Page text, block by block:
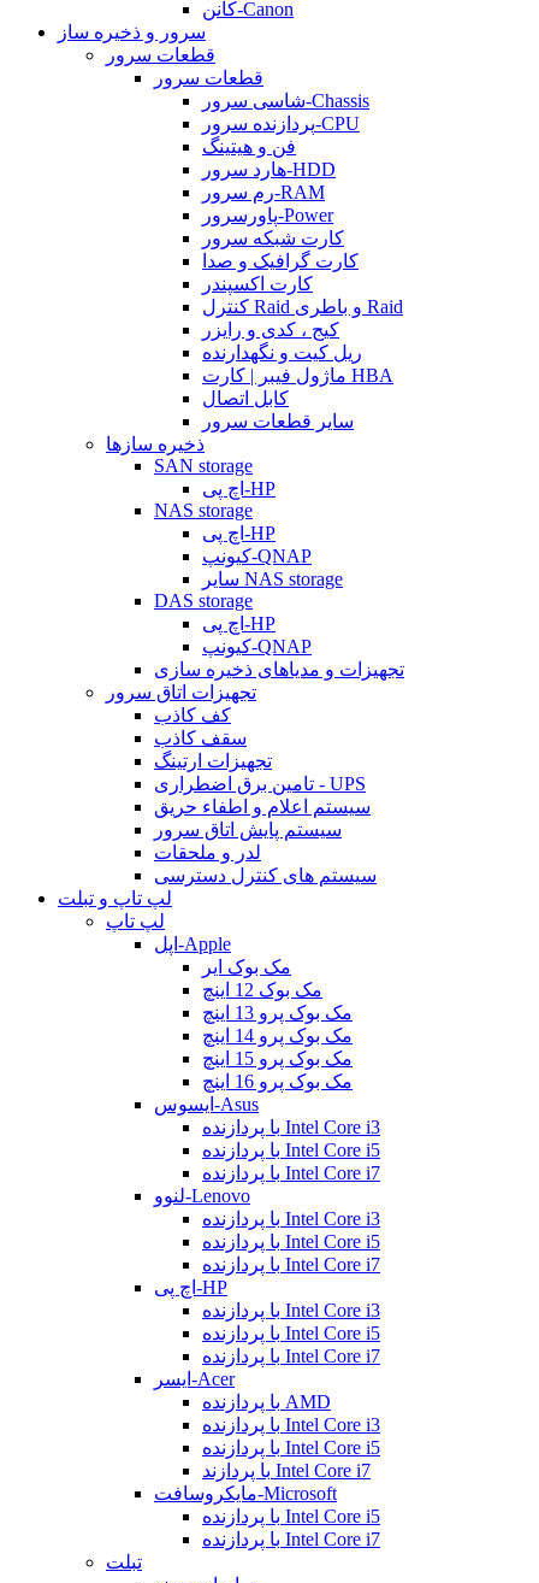
کانن-Canon
سرور و ذخیره ساز
قطعات سرور
قطعات سرور
شاسی سرور-Chassis
پردازنده سرور-CPU
فن و هیتینگ
هارد سرور-HDD
رم سرور-RAM
پاورسرور-Power
کارت شبکه سرور
کارت گرافیک و صدا
کارت اکسپندر
کنترل Raid و باطری Raid
کیج ، کدی و رایزر
ریل کیت و نگهدارنده
ماژول فیبر | کارت HBA
کابل اتصال
سایر قطعات سرور
ذخیره سازها
SAN storage
اچ پی-HP
NAS storage
اچ پی-HP
کیونپ-QNAP
سایر NAS storage
DAS storage
اچ پی-HP
کیونپ-QNAP
تجهیزات و مدیاهای ذخیره سازی
تجهیزات اتاق سرور
کف کاذب
سقف کاذب
تجهیزات ارتینگ
تامین برق اضطراری - UPS
سیستم اعلام و اطفاء حریق
سیستم پایش اتاق سرور
لدر و ملحقات
سیستم های کنترل دسترسی
لپ تاپ و تبلت
لپ تاپ
اپل-Apple
مک بوک ایر
مک بوک 12 اینچ
مک بوک پرو 13 اینچ
مک بوک پرو 14 اینچ
مک بوک پرو 15 اینچ
مک بوک پرو 16 اینچ
ایسوس-Asus
با پردازنده Intel Core i3
با پردازنده Intel Core i5
با پردازنده Intel Core i7
لنوو-Lenovo
با پردازنده Intel Core i3
با پردازنده Intel Core i5
با پردازنده Intel Core i7
اچ پی-HP
با پردازنده Intel Core i3
با پردازنده Intel Core i5
با پردازنده Intel Core i7
ایسر-Acer
با پردازنده AMD
با پردازنده Intel Core i3
با پردازنده Intel Core i5
با پردازند Intel Core i7
مایکروسافت-Microsoft
با پردازنده Intel Core i5
با پردازنده Intel Core i7
تبلت